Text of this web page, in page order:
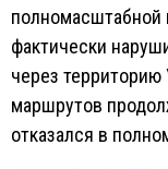
полномасштабной
фактически
через территорию
маршрутов
отказался в